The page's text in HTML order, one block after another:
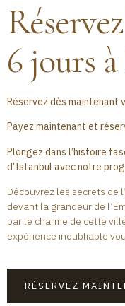
6 jours
Réservez dès maintenant
Payez maintenant et
Plongez dans l’histoire
d’Istanbul avec notre
Découvrez les secrets de
devant la grandeur de
par le charme de cette
expérience inoubliable
RÉSERVEZ